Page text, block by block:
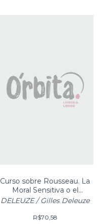
Curso sobre Rousseau. La
Moral Sensitiva o el
Materialismo del Sabio
DELEUZE / Gilles Deleuze
R$70,58